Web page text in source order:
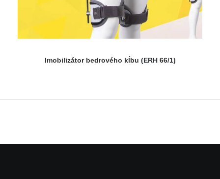
Imobilizátor bedrového kĺbu (ERH 66/1)